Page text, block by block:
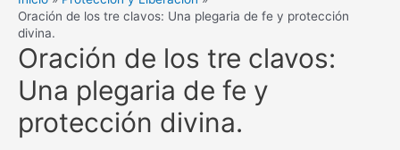
Oración de los tre clavos: Una plegaria de fe y protección
divina.
Oración de los tre clavos:
Una plegaria de fe y
protección divina.